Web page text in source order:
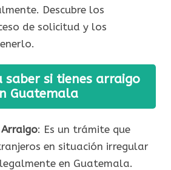
Descubre los
de solicitud y los
saber si tienes arraigo
Guatemala
: Es un trámite que
en situación irregular
en Guatemala.